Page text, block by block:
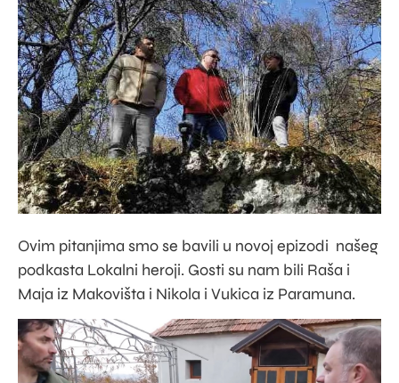
Ovim pitanjima smo se bavili u novoj epizodi našeg
podkasta Lokalni heroji. Gosti su nam bili Raša i
Maja iz Makovišta i Nikola i Vukica iz Paramuna.